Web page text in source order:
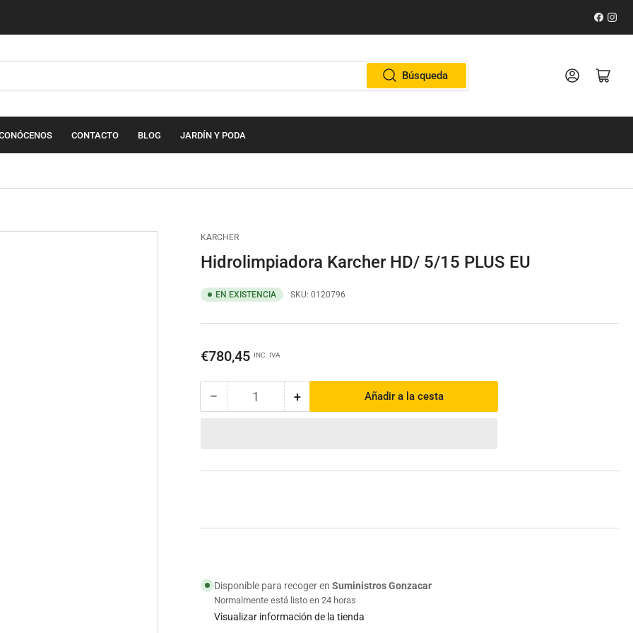
Búsqueda Iniciar sesiónAbrir cesta
CONTACTO BLOG JARDÍN Y PODA
KARCHER
Hidrolimpiadora Karcher HD/ 5/15 PLUS EU
EN EXISTENCIA SKU: 0120796
Precio
€780,45 INC. IVA
− Reducir
Cantidad +Aumentar
Añadir a la cesta
Disponible para recoger en Suministros Gonzacar
Normalmente está listo en 24 horas
Visualizar información de la tienda